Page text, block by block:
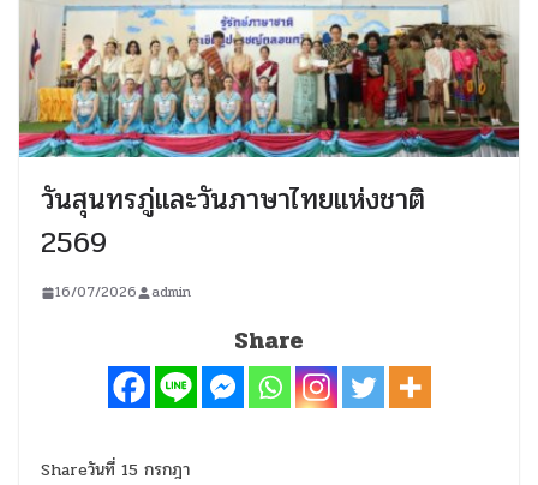
วันสุนทรภู่และวันภาษาไทยแห่งชาติ
2569
16/07/2026 admin
Share
Shareวันที่ 15 กรกฎา